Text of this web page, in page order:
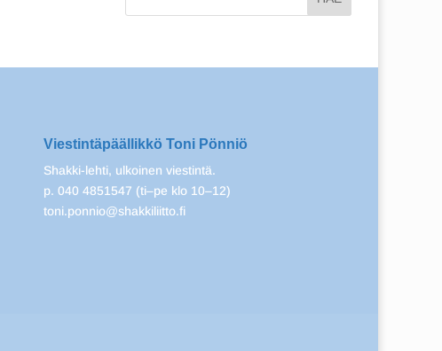
Viestintäpäällikkö Toni Pönniö
Shakki-lehti, ulkoinen viestintä.
p. 040 4851547 (ti–pe klo 10–12)
toni.ponnio@shakkiliitto.fi